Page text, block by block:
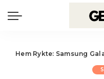
Hem Rykte: Samsung